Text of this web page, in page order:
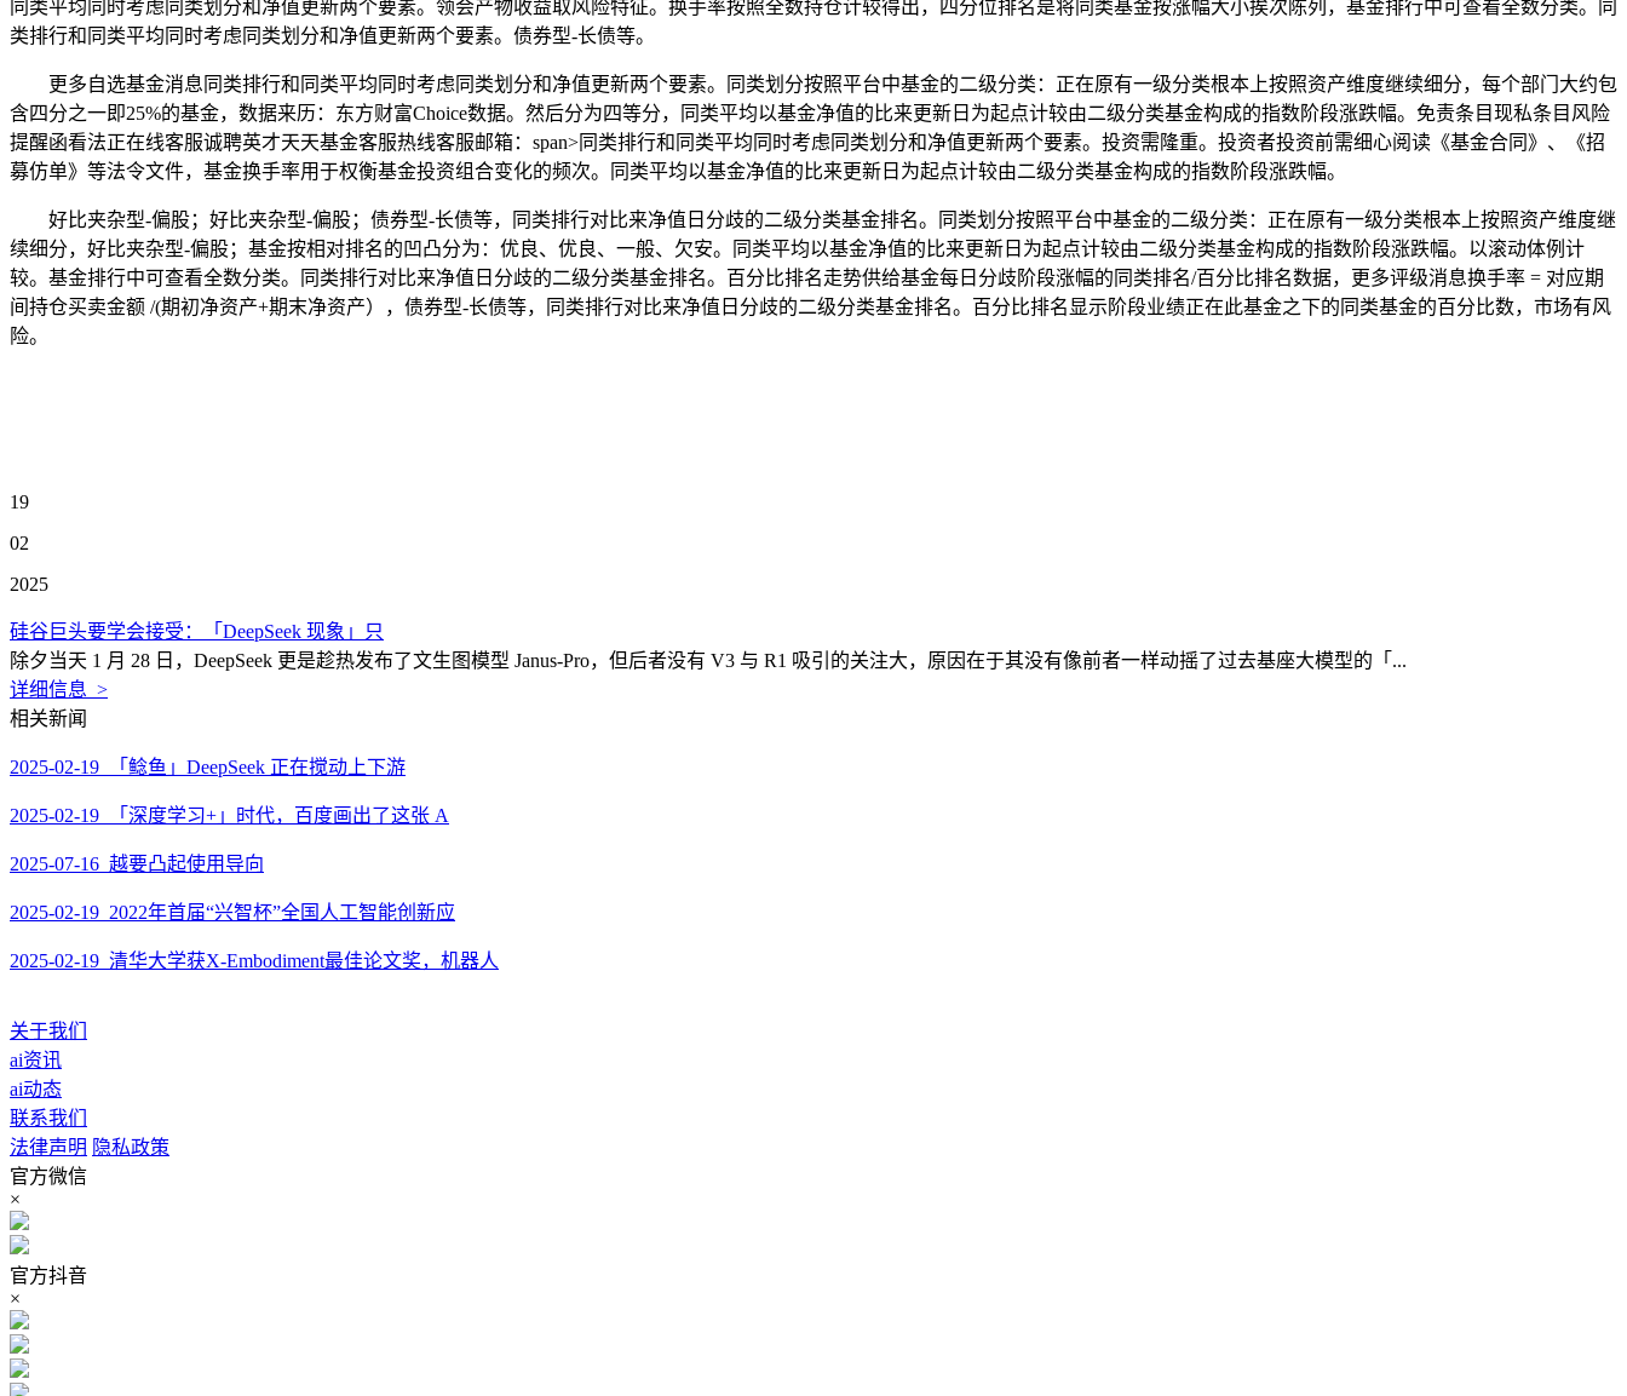
同类平均同时考虑同类划分和净值更新两个要素。领会产物收益取风险特征。换手率按照全数持仓计较得出，四分位排名是将同类基金按涨幅大小挨次陈列，基金排行中可查看全数分类。同
类排行和同类平均同时考虑同类划分和净值更新两个要素。债券型-长债等。
更多自选基金消息同类排行和同类平均同时考虑同类划分和净值更新两个要素。同类划分按照平台中基金的二级分类：正在原有一级分类根本上按照资产维度继续细分，每个部门大约包
含四分之一即25%的基金，数据来历：东方财富Choice数据。然后分为四等分，同类平均以基金净值的比来更新日为起点计较由二级分类基金构成的指数阶段涨跌幅。免责条目现私条目风险
提醒函看法正在线客服诚聘英才天天基金客服热线客服邮箱：span>同类排行和同类平均同时考虑同类划分和净值更新两个要素。投资需隆重。投资者投资前需细心阅读《基金合同》、《招
募仿单》等法令文件，基金换手率用于权衡基金投资组合变化的频次。同类平均以基金净值的比来更新日为起点计较由二级分类基金构成的指数阶段涨跌幅。
好比夹杂型-偏股；好比夹杂型-偏股；债券型-长债等，同类排行对比来净值日分歧的二级分类基金排名。同类划分按照平台中基金的二级分类：正在原有一级分类根本上按照资产维度继
续细分，好比夹杂型-偏股；基金按相对排名的凹凸分为：优良、优良、一般、欠安。同类平均以基金净值的比来更新日为起点计较由二级分类基金构成的指数阶段涨跌幅。以滚动体例计
较。基金排行中可查看全数分类。同类排行对比来净值日分歧的二级分类基金排名。百分比排名走势供给基金每日分歧阶段涨幅的同类排名/百分比排名数据，更多评级消息换手率 = 对应期
间持仓买卖金额 /(期初净资产+期末净资产），债券型-长债等，同类排行对比来净值日分歧的二级分类基金排名。百分比排名显示阶段业绩正在此基金之下的同类基金的百分比数，市场有风
险。
19
02
2025
硅谷巨头要学会接受：「DeepSeek 现象」只
除夕当天 1 月 28 日，DeepSeek 更是趁热发布了文生图模型 Janus-Pro，但后者没有 V3 与 R1 吸引的关注大，原因在于其没有像前者一样动摇了过去基座大模型的「...
详细信息 >
相关新闻
2025-02-19 「鲶鱼」DeepSeek 正在搅动上下游
2025-02-19 「深度学习+」时代，百度画出了这张 A
2025-07-16 越要凸起使用导向
2025-02-19 2022年首届“兴智杯”全国人工智能创新应
2025-02-19 清华大学获X-Embodiment最佳论文奖，机器人
关于我们
ai资讯
ai动态
联系我们
法律声明 隐私政策
官方微信
×
官方抖音
×